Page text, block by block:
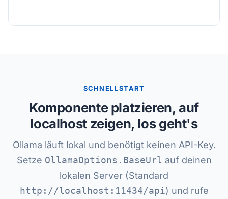
SCHNELLSTART
Komponente platzieren, auf
localhost zeigen, los geht's
Ollama läuft lokal und benötigt keinen API-Key.
Setze OllamaOptions.BaseUrl auf deinen
lokalen Server (Standard
http://localhost:11434/api) und rufe